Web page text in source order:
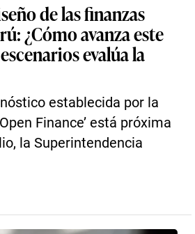
de las finanzas
¿Cómo avanza este
evalúa la
establecida por la
Finance’ está próxima
la Superintendencia